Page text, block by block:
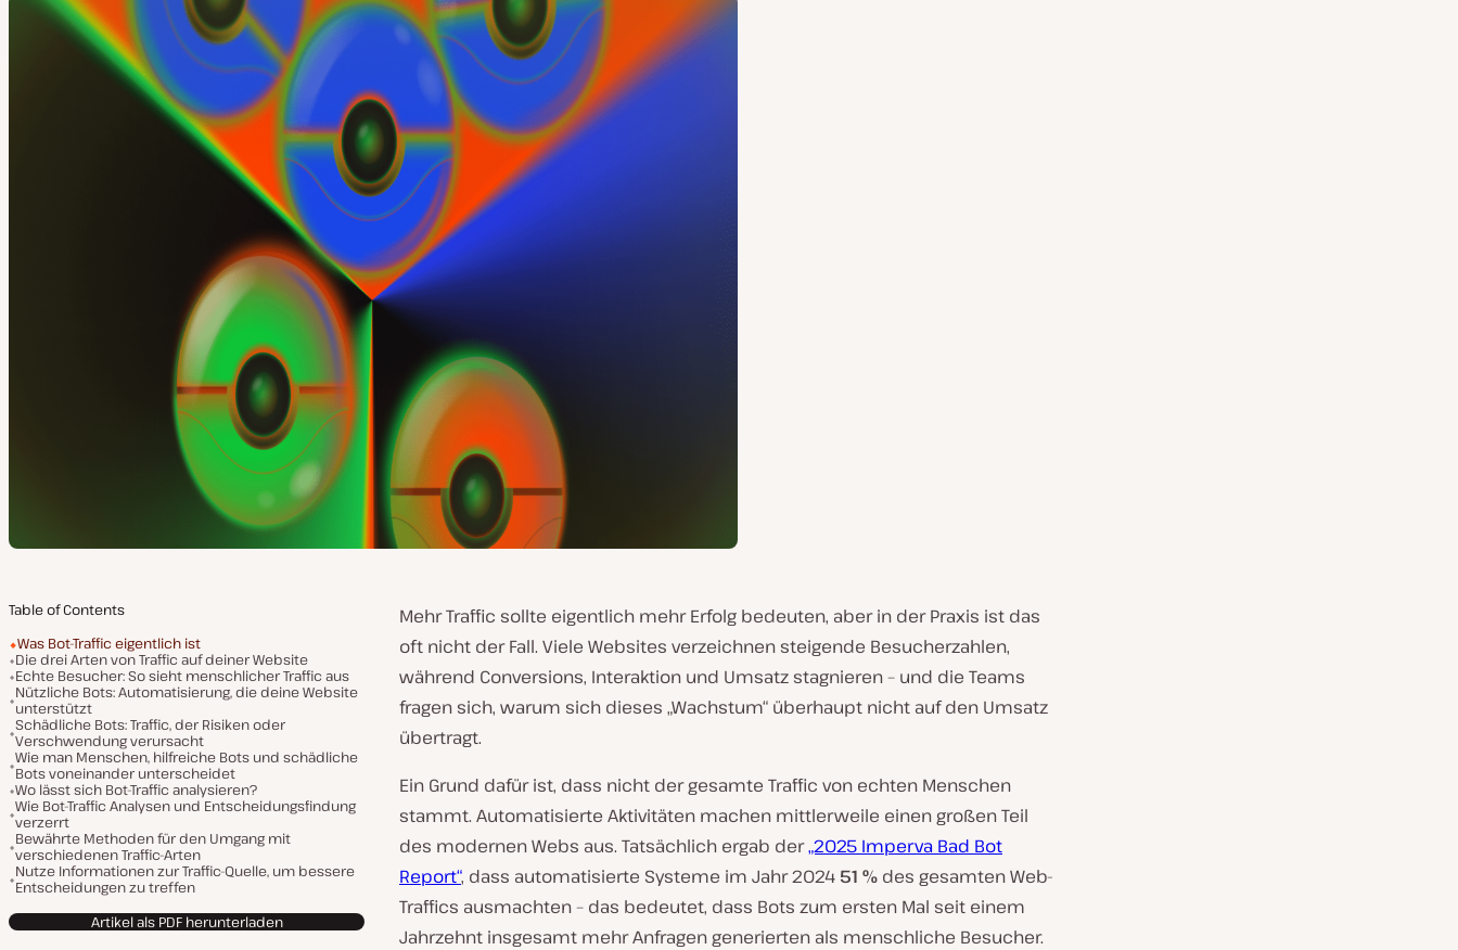
Table of Contents
Was Bot-Traffic eigentlich ist
Die drei Arten von Traffic auf deiner Website
Echte Besucher: So sieht menschlicher Traffic aus
Nützliche Bots: Automatisierung, die deine Website
unterstützt
Schädliche Bots: Traffic, der Risiken oder
Verschwendung verursacht
Wie man Menschen, hilfreiche Bots und schädliche
Bots voneinander unterscheidet
Wo lässt sich Bot-Traffic analysieren?
Wie Bot-Traffic Analysen und Entscheidungsfindung
verzerrt
Bewährte Methoden für den Umgang mit
verschiedenen Traffic-Arten
Nutze Informationen zur Traffic-Quelle, um bessere
Entscheidungen zu treffen
Artikel als PDF herunterladen
Mehr Traffic sollte eigentlich mehr Erfolg bedeuten, aber in der Praxis ist das
oft nicht der Fall. Viele Websites verzeichnen steigende Besucherzahlen,
während Conversions, Interaktion und Umsatz stagnieren – und die Teams
fragen sich, warum sich dieses „Wachstum“ überhaupt nicht auf den Umsatz
übertragt.
Ein Grund dafür ist, dass nicht der gesamte Traffic von echten Menschen
stammt. Automatisierte Aktivitäten machen mittlerweile einen großen Teil
des modernen Webs aus. Tatsächlich ergab der„2025 Imperva Bad Bot
Report“, dass automatisierte Systeme im Jahr 2024 51 % des gesamten Web-
Traffics ausmachten – das bedeutet, dass Bots zum ersten Mal seit einem
Jahrzehnt insgesamt mehr Anfragen generierten als menschliche Besucher.